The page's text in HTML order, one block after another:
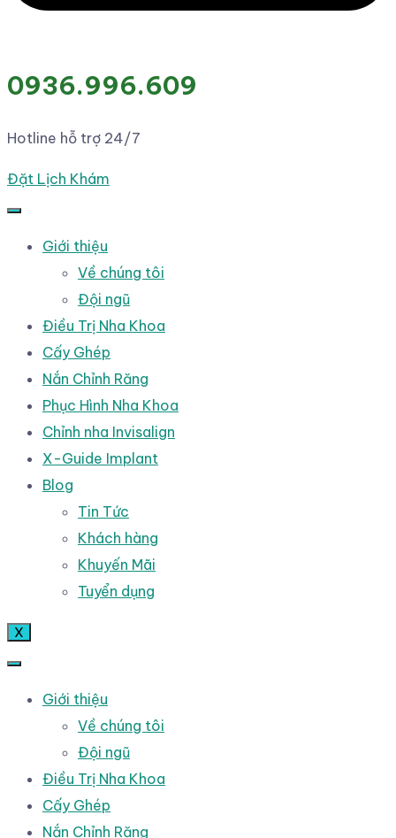
0936.996.609
Hotline hỗ trợ 24/7
Đặt Lịch Khám
Giới thiệu
Về chúng tôi
Đội ngũ
Điều Trị Nha Khoa
Cấy Ghép
Nắn Chỉnh Răng
Phục Hình Nha Khoa
Chỉnh nha Invisalign
X-Guide Implant
Blog
Tin Tức
Khách hàng
Khuyến Mãi
Tuyển dụng
X
Giới thiệu
Về chúng tôi
Đội ngũ
Điều Trị Nha Khoa
Cấy Ghép
Nắn Chỉnh Răng